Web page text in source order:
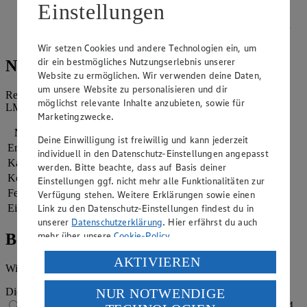
Mandeln und Pistazien grob hacken und zusammen mit den
Nährwerte
Referenzmenge für einen durchschnittlichen Erwachsenen laut
LMIV (8.400 kJ/2.000 kcal).
Nährwerte
Energie
2.102 kj (25 %)
Kalorien
502 kcal (25 %)
Kohlenhydrate 67 g
Fett
18 g
Eiweiß
17 g
Bewertung
Wie hat es dir geschmeckt?
Die Bewertung wird automatisch gespeichert
Einstellungen
Wir setzen Cookies und andere Technologien ein, um
dir ein bestmögliches Nutzungserlebnis unserer
Website zu ermöglichen. Wir verwenden deine Daten,
um unsere Website zu personalisieren und dir
möglichst relevante Inhalte anzubieten, sowie für
Marketingzwecke.
Deine Einwilligung ist freiwillig und kann jederzeit
individuell in den Datenschutz-Einstellungen angepasst
werden. Bitte beachte, dass auf Basis deiner
Einstellungen ggf. nicht mehr alle Funktionalitäten zur
Verfügung stehen. Weitere Erklärungen sowie einen
Link zu den Datenschutz-Einstellungen findest du in
unserer Datenschutzerklärung. Hier erfährst du auch
mehr über unsereCookie-Policy.
Verarbeitung deiner personenbezogenen Daten in den
USA durch Facebook und YouTube:
Wenn du auf „Aktivieren“ klickst, willigst du im Sinne
AKTIVIEREN
NUR NOTWENDIGE